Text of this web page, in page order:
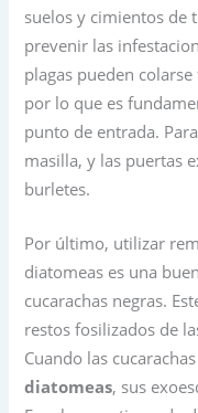
suelos y cimientos de
prevenir las
plagas pueden
por lo que es
punto de entrada.
masilla, y las puertas
burletes.
Por último, utilizar
diatomeas es una
cucarachas negras.
restos fosilizados de
Cuando las
diatomeas, sus